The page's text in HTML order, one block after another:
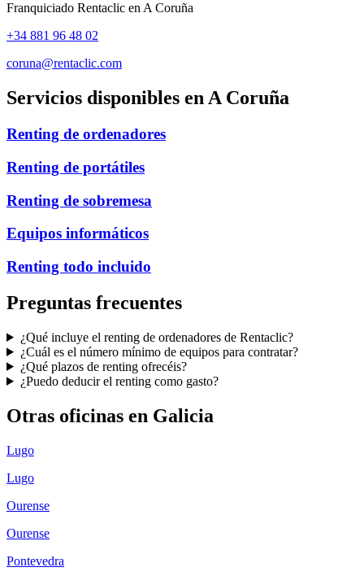
Franquiciado Rentaclic enA Coruña
+34 881 96 48 02
coruna@rentaclic.com
Servicios disponibles enA Coruña
Renting de ordenadores
Renting de portátiles
Renting de sobremesa
Equipos informáticos
Renting todo incluido
Preguntas frecuentes
¿Qué incluye el renting de ordenadores de Rentaclic?
¿Cuál es el número mínimo de equipos para contratar?
¿Qué plazos de renting ofrecéis?
¿Puedo deducir el renting como gasto?
Otras oficinas en Galicia
Lugo
Lugo
Ourense
Ourense
Pontevedra